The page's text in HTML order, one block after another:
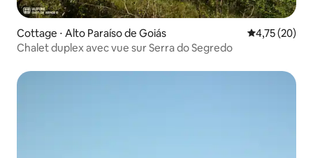
Cottage ⋅ Alto Paraíso de Goiás Évaluation
4,75 (20)
Chalet duplex avec vue sur Serra do Segredo